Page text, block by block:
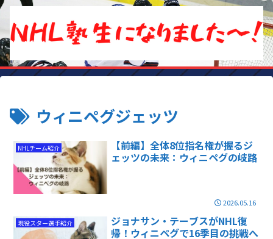
ウィニペグジェッツ
NHLチーム紹介
【前編】全体8位指名権が握るジ
ェッツの未来：ウィニペグの岐路
2026.05.16
現役スター選手紹介
ジョナサン・テーブスがNHL復
帰！ウィニペグで16季目の挑戦へ